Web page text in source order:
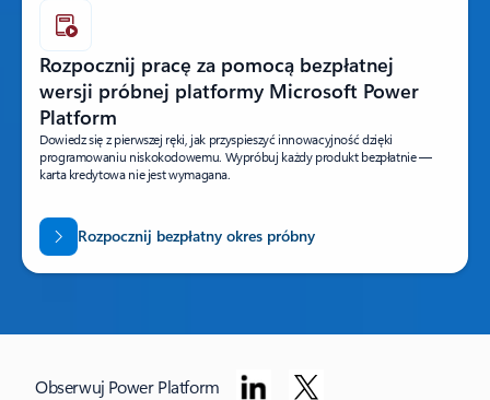
Rozpocznij pracę za pomocą bezpłatnej
wersji próbnej platformy Microsoft Power
Platform
Dowiedz się z pierwszej ręki, jak przyspieszyć innowacyjność dzięki
programowaniu niskokodowemu. Wypróbuj każdy produkt bezpłatnie —
karta kredytowa nie jest wymagana.
Rozpocznij bezpłatny okres próbny
Obserwuj Power Platform